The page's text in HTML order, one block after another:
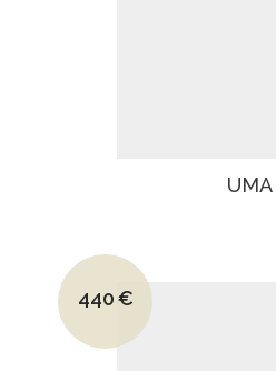
UMA
Le prix initial était : 690€.
440€
Le prix actuel est : 440€.